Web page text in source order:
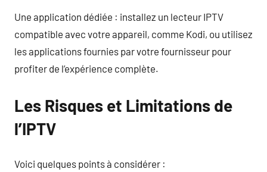
Une application dédiée : installez un lecteur IPTV
compatible avec votre appareil, comme Kodi, ou utilisez
les applications fournies par votre fournisseur pour
profiter de l’expérience complète.
Les Risques et Limitations de
l’IPTV
Voici quelques points à considérer :